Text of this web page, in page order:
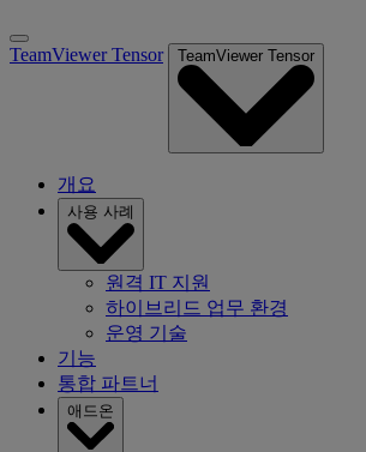
TeamViewer Tensor TeamViewer Tensor
개요
사용 사례
원격 IT 지원
하이브리드 업무 환경
운영 기술
기능
통합 파트너
애드온